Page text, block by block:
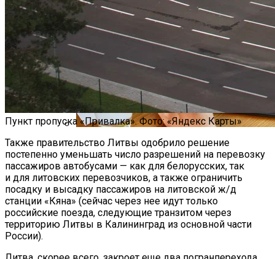
Как Мы Худеем: 8 Этапов Похудения У
Мужчин И Женщин
Пункт пропуска «Привалка». Фото: «Яндекс Карты»
Также правительство Литвы одобрило решение
постепенно уменьшать число разрешений на перевозку
пассажиров автобусами — как для белорусских, так
и для литовских перевозчиков, а также ограничить
посадку и высадку пассажиров на литовской ж/д
станции «Кяна» (сейчас через нее идут только
российские поезда, следующие транзитом через
территорию Литвы в Калининград из основной части
России).